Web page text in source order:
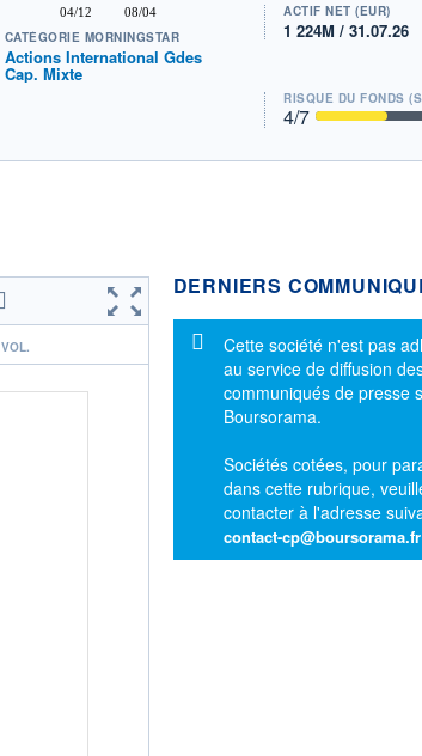
04/12 08/04
CATÉGORIE MORNINGSTAR
Actions International Gdes
Cap. Mixte
ACTIF NET (EUR)
1 224M / 31.07.26
RISQUE DU FONDS
4/7
VOL.
DERNIERS
Message d'information
Cette société n'est pas
au service de diffusion
communiqués de presse
Boursorama.
Sociétés cotées, pour
dans cette rubrique,
contacter à l'adresse
contact-cp@boursorama.fr